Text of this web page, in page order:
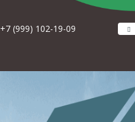
+7 (999) 102-19-09